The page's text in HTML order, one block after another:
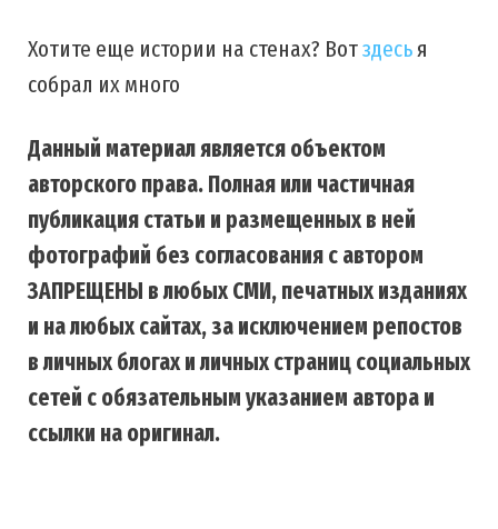
Хотите еще истории на стенах? Вотздесья
собрал их много
Данный материал является объектом
авторского права. Полная или частичная
публикация статьи и размещенных в ней
фотографий без согласования с автором
ЗАПРЕЩЕНЫ в любых СМИ, печатных изданиях
и на любых сайтах, за исключением репостов
в личных блогах и личных страниц социальных
сетей с обязательным указанием автора и
ссылки на оригинал.